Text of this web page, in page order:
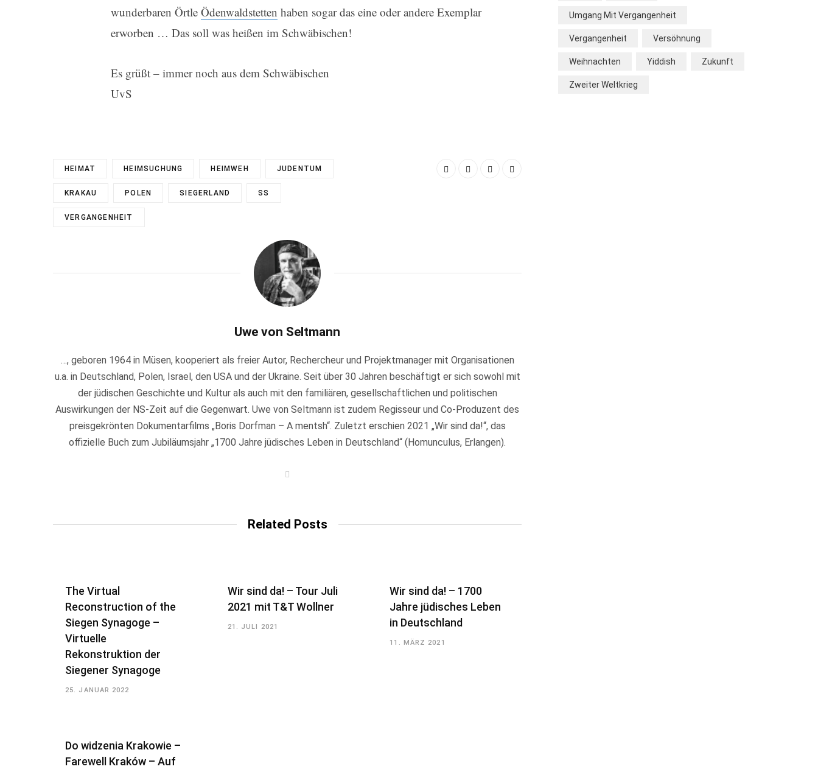
wunderbaren Örtle Ödenwaldstetten haben sogar das eine oder andere Exemplar
erworben … Das soll was heißen im Schwäbischen!
Es grüßt – immer noch aus dem Schwäbischen
UvS
HEIMAT HEIMSUCHUNG HEIMWEH JUDENTUM
KRAKAU POLEN SIEGERLAND SS
VERGANGENHEIT
Uwe von Seltmann
…, geboren 1964 in Müsen, kooperiert als freier Autor, Rechercheur und Projektmanager mit Organisationen
u.a. in Deutschland, Polen, Israel, den USA und der Ukraine. Seit über 30 Jahren beschäftigt er sich sowohl mit
der jüdischen Geschichte und Kultur als auch mit den familiären, gesellschaftlichen und politischen
Auswirkungen der NS-Zeit auf die Gegenwart. Uwe von Seltmann ist zudem Regisseur und Co-Produzent des
preisgekrönten Dokumentarfilms „Boris Dorfman – A mentsh“. Zuletzt erschien 2021 „Wir sind da!“, das
offizielle Buch zum Jubiläumsjahr „1700 Jahre jüdisches Leben in Deutschland“ (Homunculus, Erlangen).
Related Posts
The Virtual
Reconstruction of the
Siegen Synagoge –
Virtuelle
Rekonstruktion der
Siegener Synagoge
25. JANUAR 2022
Wir sind da! – Tour Juli
2021 mit T&T Wollner
21. JULI 2021
Wir sind da! – 1700
Jahre jüdisches Leben
in Deutschland
11. MÄRZ 2021
Do widzenia Krakowie –
Farewell Kraków – Auf
Umgang Mit Vergangenheit
Vergangenheit Versöhnung
Weihnachten Yiddish Zukunft
Zweiter Weltkrieg